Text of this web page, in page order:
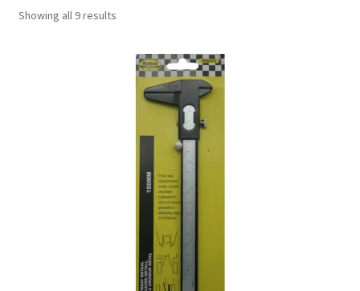
Politica di rimborso e reso
Showing all 9 results